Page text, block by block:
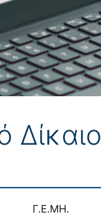
Δίκαιο
Γ.Ε.ΜΗ.